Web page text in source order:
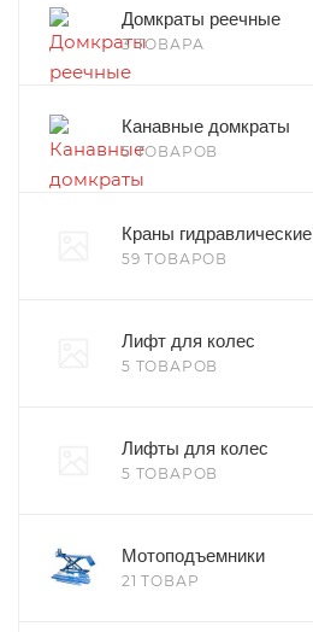
Домкраты реечные
3 ТОВАРА
Канавные домкраты
5 ТОВАРОВ
Краны гидравлические
59 ТОВАРОВ
Лифт для колес
5 ТОВАРОВ
Лифты для колес
5 ТОВАРОВ
Мотоподъемники
21 ТОВАР